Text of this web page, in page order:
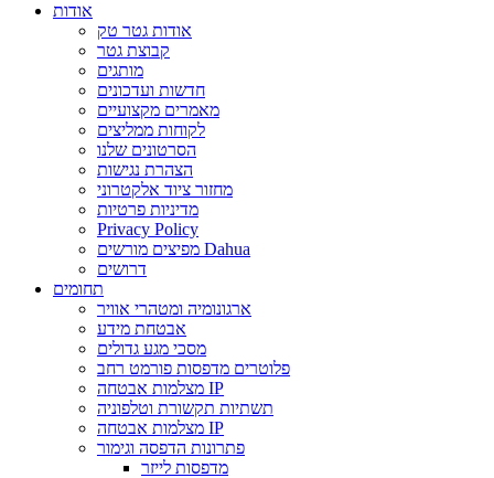
אודות
אודות גטר טק
קבוצת גטר
מותגים
חדשות ועדכונים
מאמרים מקצועיים
לקוחות ממליצים
הסרטונים שלנו
הצהרת נגישות
מחזור ציוד אלקטרוני
מדיניות פרטיות
Privacy Policy
מפיצים מורשים Dahua
דרושים
תחומים
ארגונומיה ומטהרי אוויר
אבטחת מידע
מסכי מגע גדולים
פלוטרים מדפסות פורמט רחב
מצלמות אבטחה IP
תשתיות תקשורת וטלפוניה
מצלמות אבטחה IP
פתרונות הדפסה וגימור
מדפסות לייזר